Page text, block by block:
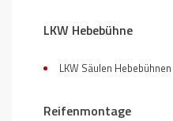
LKW Hebebühne
LKW Säulen Hebebühnen
Reifenmontage